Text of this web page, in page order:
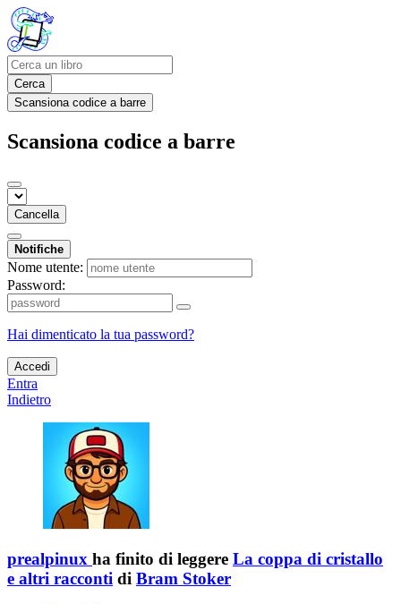
Cerca
Scansiona codice a barre
Scansiona codice a barre
Cancella
Notifiche
Nome utente:
Password:
Hai dimenticato la tua password?
Accedi
Entra
Indietro
prealpinux ha finito di leggere La coppa di cristallo
e altri racconti di Bram Stoker